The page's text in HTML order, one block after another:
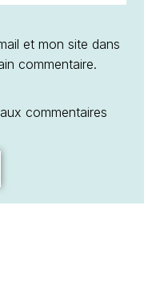
et mon site dans
commentaire.
commentaires